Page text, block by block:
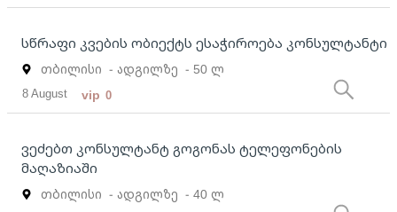
სწრაფი კვების ობიექტს ესაჭიროება კონსულტანტი
თბილისი - ადგილზე - 50 ლ
8 August vip 0
ვეძებთ კონსულტანტ გოგონას ტელეფონების
მაღაზიაში
თბილისი - ადგილზე - 40 ლ